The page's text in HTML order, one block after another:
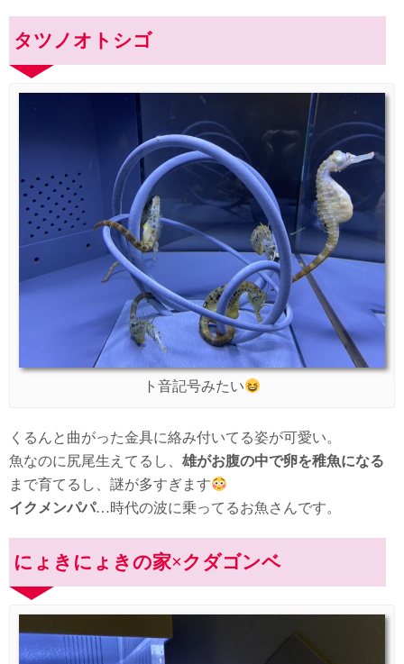
タツノオトシゴ
ト音記号みたい
くるんと曲がった金具に絡み付いてる姿が可愛い。
魚なのに尻尾生えてるし、 雄がお腹の中で卵を稚魚になる
まで育てるし、謎が多すぎます
イクメンパパ…時代の波に乗ってるお魚さんです。
にょきにょきの家×クダゴンベ